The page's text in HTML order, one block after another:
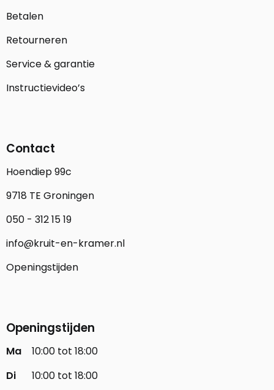
Betalen
Retourneren
Service & garantie
Instructievideo’s
Contact
Hoendiep 99c
9718 TE Groningen
050 - 312 15 19
info@kruit-en-kramer.nl
Openingstijden
Openingstijden
Ma
10:00 tot 18:00
Di
10:00 tot 18:00